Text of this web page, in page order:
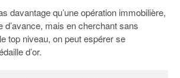
davantage qu’une opération immobilière,
d’avance, mais en cherchant sans
top niveau, on peut espérer se
d’or.